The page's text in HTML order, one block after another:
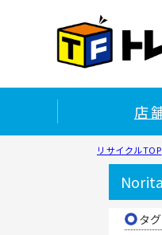
店
リサイクルTOP
タグ